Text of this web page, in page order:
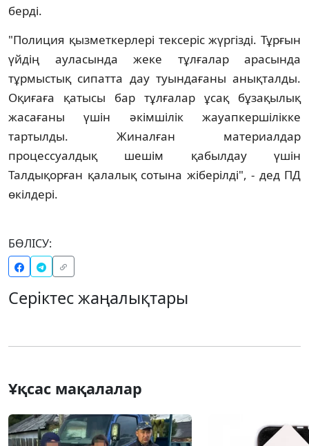
берді.
"Полиция қызметкерлері тексеріс жүргізді. Тұрғын
үйдің ауласында жеке тұлғалар арасында
тұрмыстық сипатта дау туындағаны анықталды.
Оқиғаға қатысы бар тұлғалар ұсақ бұзақылық
жасағаны үшін әкімшілік жауапкершілікке
тартылды. Жиналған материалдар
процессуалдық шешім қабылдау үшін
Талдықорған қалалық сотына жіберілді", - дед ПД
өкілдері.
БӨЛІСУ:
Серіктес жаңалықтары
Ұқсас мақалалар